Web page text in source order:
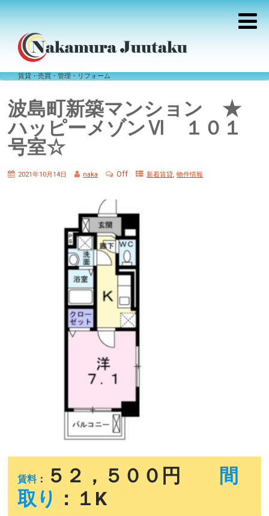
賃貸・売買・管理・リフォーム
波島町新築マンション ★
ハッピーメゾンⅥ １０１
号室☆
2021年10月14日 naka Off 新着賃貸 ,物件情報
賃料： ５２，５００円
間
取り ：１K